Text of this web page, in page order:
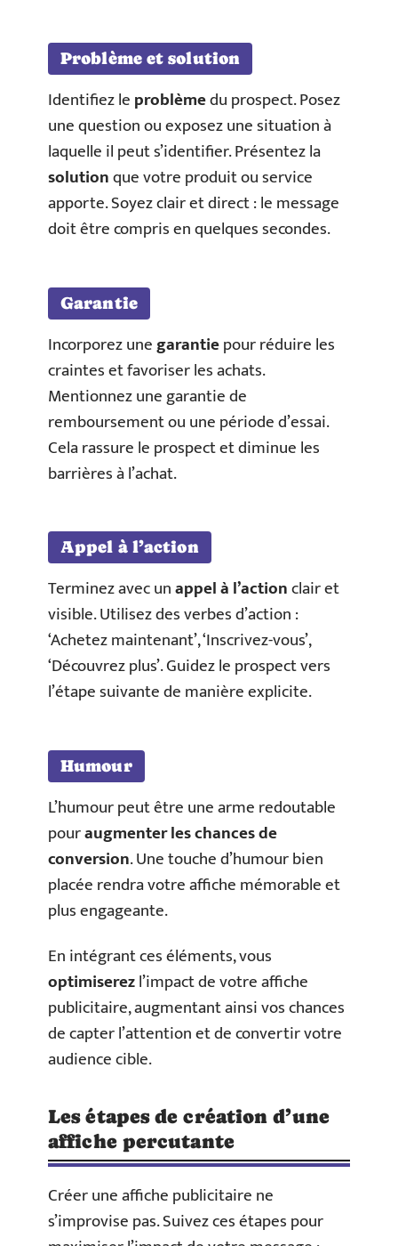
Problème et solution
Identifiez leproblèmedu prospect. Posez
une question ou exposez une situation à
laquelle il peut s’identifier. Présentez la
solutionque votre produit ou service
apporte. Soyez clair et direct : le message
doit être compris en quelques secondes.
Garantie
Incorporez unegarantiepour réduire les
craintes et favoriser les achats.
Mentionnez une garantie de
remboursement ou une période d’essai.
Cela rassure le prospect et diminue les
barrières à l’achat.
Appel à l’action
Terminez avec unappel à l’actionclair et
visible. Utilisez des verbes d’action :
‘Achetez maintenant’, ‘Inscrivez-vous’,
‘Découvrez plus’. Guidez le prospect vers
l’étape suivante de manière explicite.
Humour
L’humour peut être une arme redoutable
pouraugmenter les chances de
conversion. Une touche d’humour bien
placée rendra votre affiche mémorable et
plus engageante.
En intégrant ces éléments, vous
optimiserezl’impact de votre affiche
publicitaire, augmentant ainsi vos chances
de capter l’attention et de convertir votre
audience cible.
Les étapes de création d’une
affiche percutante
Créer une affiche publicitaire ne
s’improvise pas. Suivez ces étapes pour